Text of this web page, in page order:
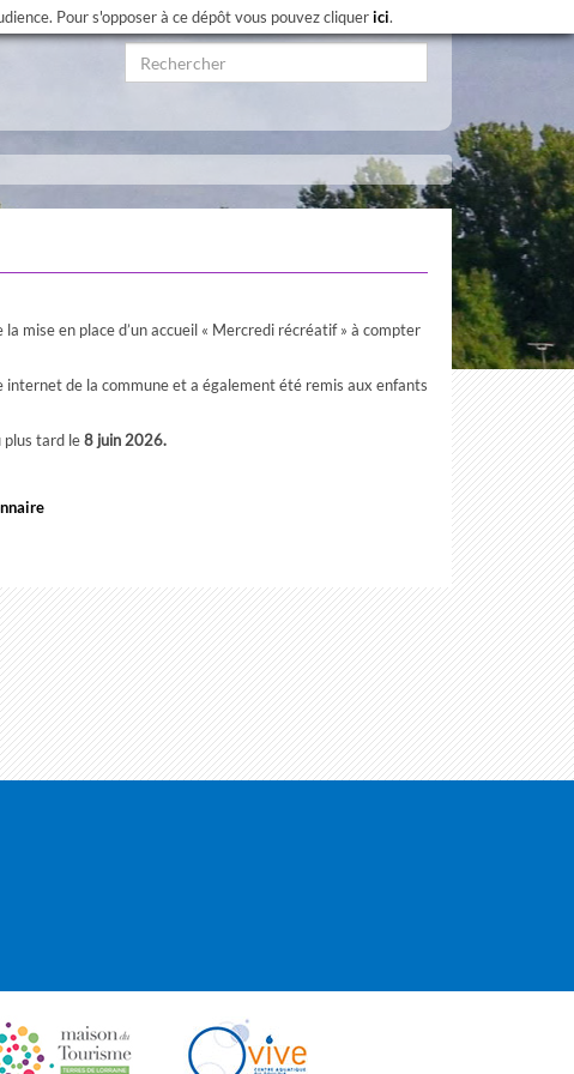
Pour s'opposer à ce dépôt vous pouvez cliquerici.
mise en place d’un accueil « Mercredi récréatif » à compter
internet de la commune et a également été remis aux enfants
plus tard le8 juin 2026.